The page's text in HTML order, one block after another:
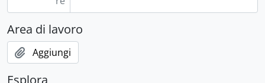
Area di lavoro
Aggiungi
Esplora